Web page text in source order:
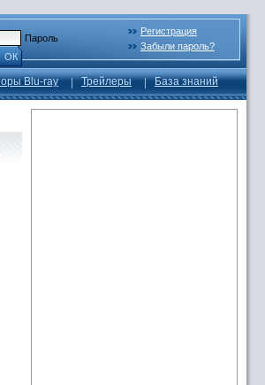
Пароль
ОК
Регистрация
Забыли пароль?
Blu-ray Трейлеры База знаний